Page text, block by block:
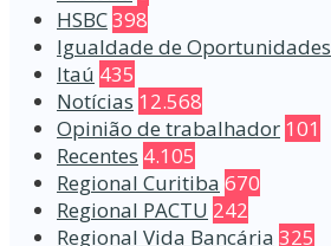
HSBC398
Igualdade de Oportunidades
Itaú 435
Notícias 12.568
Opinião de trabalhador 101
Recentes 4.105
Regional Curitiba 670
Regional PACTU 242
Regional Vida Bancária 325